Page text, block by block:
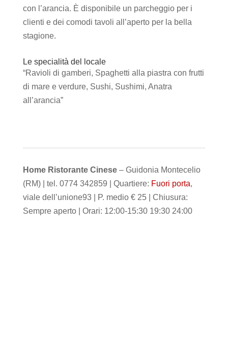
con l’arancia. È disponibile un parcheggio per i
clienti e dei comodi tavoli all’aperto per la bella
stagione.
Le specialità del locale
“Ravioli di gamberi, Spaghetti alla piastra con frutti
di mare e verdure, Sushi, Sushimi, Anatra
all’arancia”
Home Ristorante Cinese– Guidonia Montecelio
(RM) | tel. 0774 342859 | Quartiere: Fuori porta,
viale dell’unione93 | P. medio € 25 | Chiusura:
Sempre aperto | Orari: 12:00-15:30 19:30 24:00